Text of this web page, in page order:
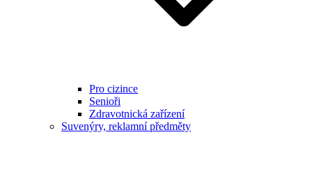
Pro cizince
Senioři
Zdravotnická zařízení
Suvenýry, reklamní předměty